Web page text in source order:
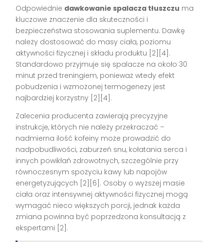
Odpowiednie dawkowanie spalacza tłuszczu ma
kluczowe znaczenie dla skuteczności i
bezpieczeństwa stosowania suplementu. Dawkę
należy dostosować do masy ciała, poziomu
aktywności fizycznej i składu produktu [2][4].
Standardowo przyjmuje się spalacze na około 30
minut przed treningiem, ponieważ wtedy efekt
pobudzenia i wzmożonej termogenezy jest
najbardziej korzystny [2][4].
Zalecenia producenta zawierają precyzyjne
instrukcje, których nie należy przekraczać –
nadmierna ilość kofeiny może prowadzić do
nadpobudliwości, zaburzeń snu, kołatania serca i
innych powikłań zdrowotnych, szczególnie przy
równoczesnym spożyciu kawy lub napojów
energetyzujących [2][6]. Osoby o wyższej masie
ciała oraz intensywnej aktywności fizycznej mogą
wymagać nieco większych porcji, jednak każda
zmiana powinna być poprzedzona konsultacją z
ekspertami [2].